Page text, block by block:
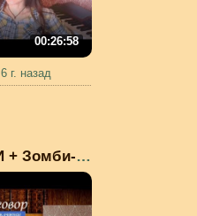
00:26:58
6 г. назад
ТелеЗОМБИ + Зомби-люди,...